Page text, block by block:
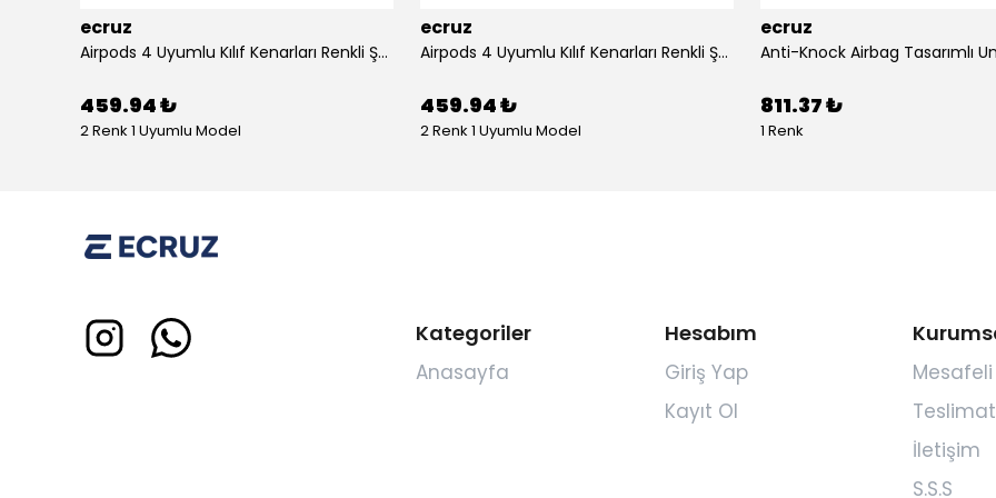
ecruz
Airpods 4 Uyumlu Kılıf Kenarları Renkli Şeffaf Dilimli Silikon Ecruz Airbag 40 Uyumlu Kılıf
459.94 ₺
2 Renk 1 Uyumlu Model
ecruz
Airpods 4 Uyumlu Kılıf Kenarları Renkli Şeffaf Dilimli Silikon Ecruz Airbag 40 Uyumlu Kılıf
459.94 ₺
2 Renk 1 Uyumlu Model
ecruz
811.37 ₺
1 Renk
Kategoriler
Anasayfa
Hesabım
Giriş Yap
Kayıt Ol
Mesafeli
İletişim
S.S.S